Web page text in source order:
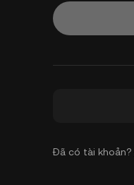
Đã có tài khoản?